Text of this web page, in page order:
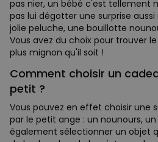
pas nier, un bébé c'est tellement
pas lui dégotter une surprise
jolie peluche, une bouillotte
Vous avez du choix pour trouver
plus mignon qu'il soit !
Comment choisir un
petit ?
Vous pouvez en effet choisir une
par le petit ange : un nounours,
également sélectionner un objet